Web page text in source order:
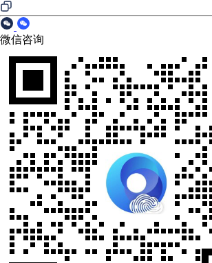
微信咨询